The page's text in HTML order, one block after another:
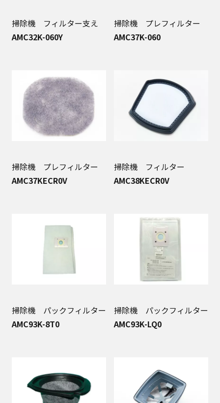
掃除機 フィルター支え
AMC32K-060Y
掃除機 プレフィルター
AMC37K-060
掃除機 プレフィルター
AMC37KECR0V
掃除機 フィルター
AMC38KECR0V
掃除機 パックフィルター
AMC93K-8T0
掃除機 パックフィルター
AMC93K-LQ0